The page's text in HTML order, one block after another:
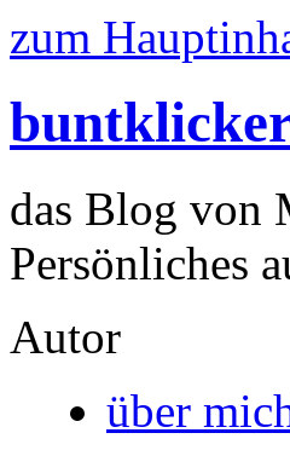
zum
das Blog von
Persönliches
Autor
über